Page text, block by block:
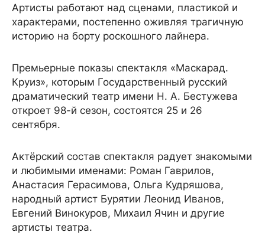
Артисты работают над сценами, пластикой и
характерами, постепенно оживляя трагичную
историю на борту роскошного лайнера.
Премьерные показы спектакля «Маскарад.
Круиз», которым Государственный русский
драматический театр имени Н. А. Бестужева
откроет 98-й сезон, состоятся 25 и 26
сентября.
Актёрский состав спектакля радует знакомыми
и любимыми именами: Роман Гаврилов,
Анастасия Герасимова, Ольга Кудряшова,
народный артист Бурятии Леонид Иванов,
Евгений Винокуров, Михаил Ячин и другие
артисты театра.